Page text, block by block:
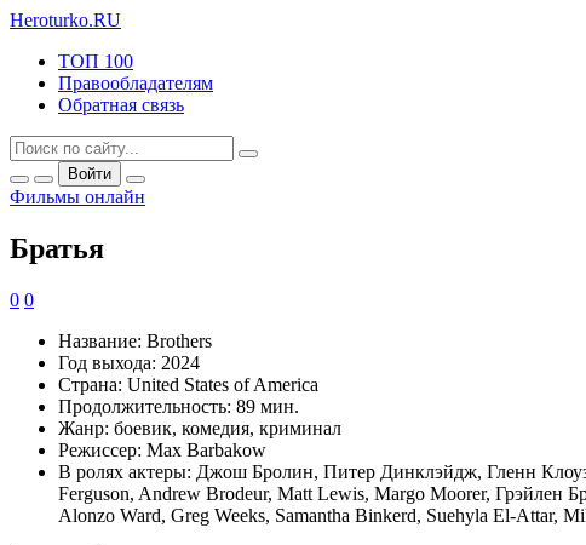
Heroturko.RU
ТОП 100
Правообладателям
Обратная связь
Войти
Фильмы онлайн
Братья
0 0
Название: Brothers
Год выхода: 2024
Страна: United States of America
Продолжительность: 89 мин.
Жанр: боевик, комедия, криминал
Режиссер: Max Barbakow
В ролях актеры: Джош Бролин, Питер Динклэйдж, Гленн
Ferguson, Andrew Brodeur, Matt Lewis, Margo Moorer, Грэйлен
Alonzo Ward, Greg Weeks, Samantha Binkerd, Suehyla El-Attar,